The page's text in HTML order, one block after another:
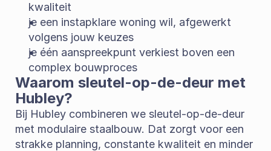
kwaliteit
je een instapklare woning wil, afgewerkt
volgens jouw keuzes
je één aanspreekpunt verkiest boven een
complex bouwproces
Waarom sleutel-op-de-deur met
Hubley?
Bij Hubley combineren we sleutel-op-de-deur
met modulaire staalbouw. Dat zorgt voor een
strakke planning, constante kwaliteit en minder